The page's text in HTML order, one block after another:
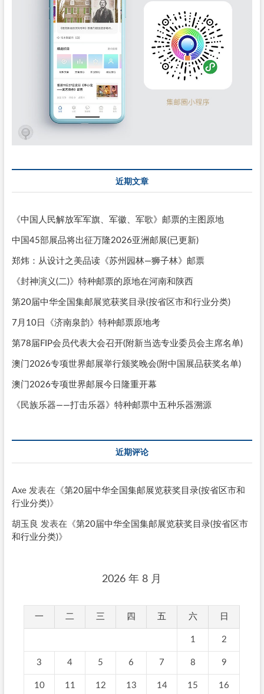
近期文章
《中国人民解放军军旗、军徽、军歌》邮票的主图原地
中国45部展品将出征万隆2026亚洲邮展(已更新)
郑炜：从设计之美品读《苏州园林—狮子林》邮票
《封神演义(二)》特种邮票的原地在河南和陕西
第20届中华全国集邮展览获奖目录(按省区市和行业分类)
7月10日《济南泉韵》特种邮票原地考
第78届FIP会员代表大会召开(附新当选专业委员会主席名单)
澳门2026专项世界邮展举行颁奖晚会(附中国展品获奖名单)
澳门2026专项世界邮展今日隆重开幕
《民族乐器——打击乐器》特种邮票中五种乐器溯源
近期评论
Axe发表在《第20届中华全国集邮展览获奖目录(按省区市和
行业分类)》
胡玉良 发表在《第20届中华全国集邮展览获奖目录(按省区市
和行业分类)》
2026 年 8 月
一 二 三 四 五 六 日
1 2
3 4 5 6 7 8 9
10 11 12 13 14 15 16